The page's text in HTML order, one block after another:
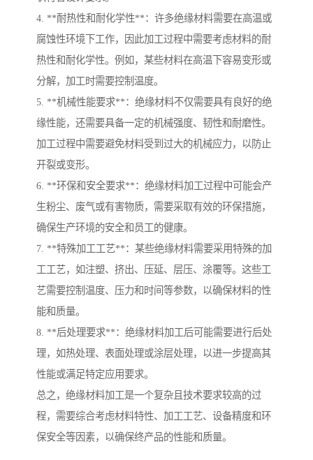
4. **耐热性和耐化学性**：许多绝缘材料需要在高温或
腐蚀性环境下工作，因此加工过程中需要考虑材料的耐
热性和耐化学性。例如，某些材料在高温下容易变形或
分解，加工时需要控制温度。
5. **机械性能要求**：绝缘材料不仅需要具有良好的绝
缘性能，还需要具备一定的机械强度、韧性和耐磨性。
加工过程中需要避免材料受到过大的机械应力，以防止
开裂或变形。
6. **环保和安全要求**：绝缘材料加工过程中可能会产
生粉尘、废气或有害物质，需要采取有效的环保措施，
确保生产环境的安全和员工的健康。
7. **特殊加工工艺**：某些绝缘材料需要采用特殊的加
工工艺，如注塑、挤出、压延、层压、涂覆等。这些工
艺需要控制温度、压力和时间等参数，以确保材料的性
能和质量。
8. **后处理要求**：绝缘材料加工后可能需要进行后处
理，如热处理、表面处理或涂层处理，以进一步提高其
性能或满足特定应用要求。
总之，绝缘材料加工是一个复杂且技术要求较高的过
程，需要综合考虑材料特性、加工工艺、设备精度和环
保安全等因素，以确保终产品的性能和质量。